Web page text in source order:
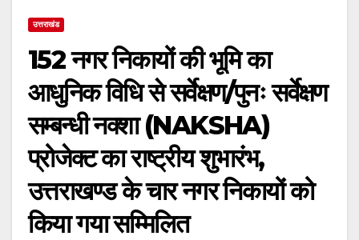
उत्तराखंड
152 नगर निकायों की भूमि का
आधुनिक विधि से सर्वेक्षण/पुनः सर्वेक्षण
सम्बन्धी नक्शा (NAKSHA)
प्रोजेक्ट का राष्ट्रीय शुभारंभ,
उत्तराखण्ड के चार नगर निकायों को
किया गया सम्मिलित